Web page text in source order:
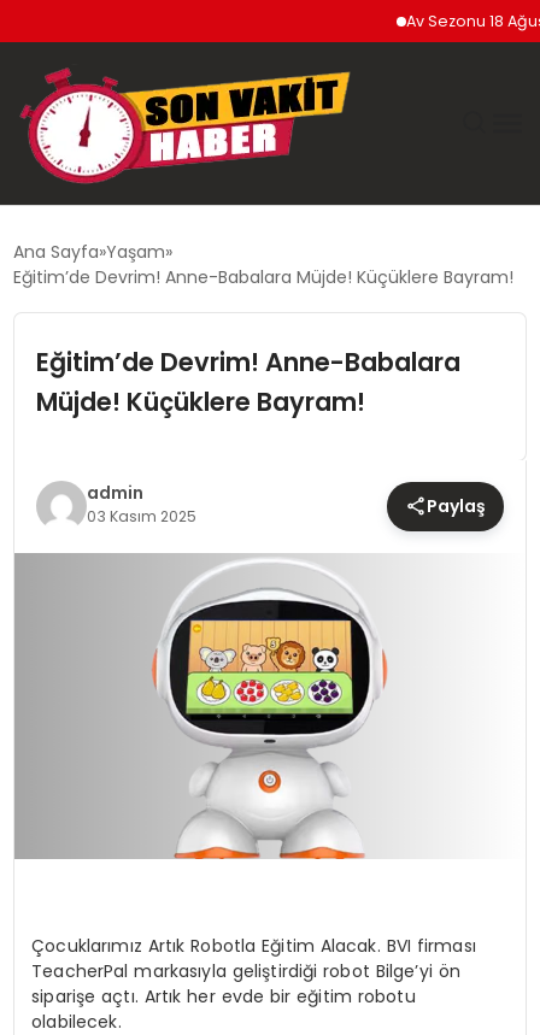
Av Sezonu 18
DÜNYA
EKONOMI
SPOR
TEKNOLOJI
Ana Sayfa Yaşam
Eğitim’de Devrim! Anne-Babalara Müjde! Küçüklere Bayram!
Eğitim’de Devrim! Anne-Babalara
Müjde! Küçüklere Bayram!
admin
03 Kasım 2025 Paylaş
Çocuklarımız Artık Robotla Eğitim Alacak. BVI firması
TeacherPal markasıyla geliştirdiği robot Bilge’yi ön
siparişe açtı. Artık her evde bir eğitim robotu
olabilecek.